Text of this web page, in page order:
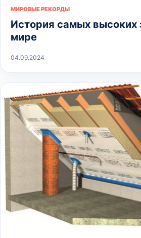
МИРОВЫЕ РЕКОРДЫ
История самых высоких
мире
04.09.2024